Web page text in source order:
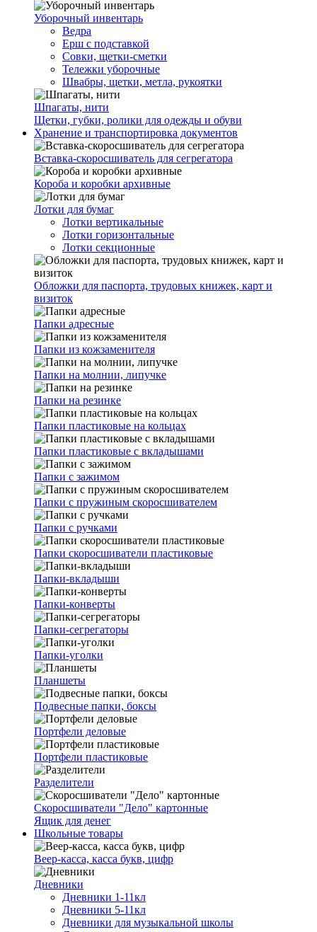
Уборочный инвентарь
Ведра
Ерш с подставкой
Совки, щетки-сметки
Тележки уборочные
Швабры, щетки, метла, рукоятки
Шпагаты, нити
Щетки, губки, ролики для одежды и обуви
Хранение и транспортировка документов
Вставка-скоросшиватель для сегрегатора
Короба и коробки архивные
Лотки для бумаг
Лотки вертикальные
Лотки горизонтальные
Лотки секционные
Обложки для паспорта, трудовых книжек, карт и
визиток
Папки адресные
Папки из кожзаменителя
Папки на молнии, липучке
Папки на резинке
Папки пластиковые на кольцах
Папки пластиковые с вкладышами
Папки с зажимом
Папки с пружиным скоросшивателем
Папки с ручками
Папки скоросшиватели пластиковые
Папки-вкладыши
Папки-конверты
Папки-сегрегаторы
Папки-уголки
Планшеты
Подвесные папки, боксы
Портфели деловые
Портфели пластиковые
Разделители
Скоросшиватели "Дело" картонные
Ящик для денег
Школьные товары
Веер-касса, касса букв, цифр
Дневники
Дневники 1-11кл
Дневники 5-11кл
Дневники для музыкальной школы